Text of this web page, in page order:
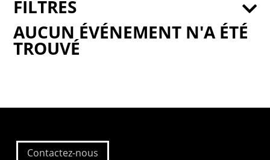
AUCUN ÉVÉNEMENT N'A ÉTÉ
TROUVÉ
FILTRES
Contactez-nous